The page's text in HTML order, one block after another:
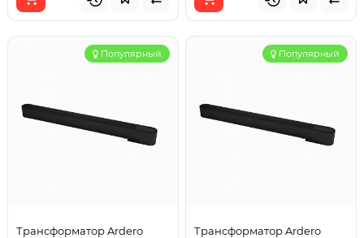
Популярный
Трансформатор Ardero
Популярный
Трансформатор Ardero